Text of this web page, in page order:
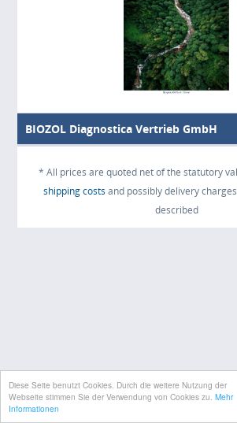
Diese Seite benutzt Cookies. Durch die weitere Nutzung der
Webseite stimmen Sie der Verwendung von Cookies zu. Mehr
Informationen
BIOZOL Diagnostica Vertrieb GmbH
* All prices are quoted net of the statutory
shipping costs and possibly delivery
described